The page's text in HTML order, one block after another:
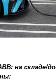
на складе/